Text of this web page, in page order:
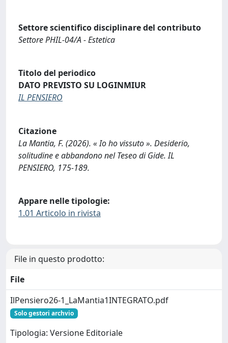
Settore scientifico disciplinare del contributo
Settore PHIL-04/A - Estetica
Titolo del periodico
DATO PREVISTO SU LOGINMIUR
IL PENSIERO
Citazione
La Mantia, F. (2026). « Io ho vissuto ». Desiderio,
solitudine e abbandono nel Teseo di Gide. IL
PENSIERO, 175-189.
Appare nelle tipologie:
1.01 Articolo in rivista
File in questo prodotto:
File
IlPensiero26-1_LaMantia1INTEGRATO.pdf
Solo gestori archvio
Tipologia: Versione Editoriale